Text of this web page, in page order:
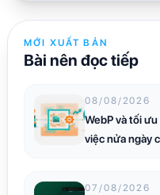
MỚI XUẤT BẢN
Bài nên đọc tiếp
08/08/2026
WebP và tối
việc nửa ngày
07/08/2026